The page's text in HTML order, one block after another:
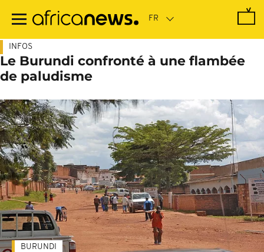
contenu
INFOS
Le Burundi confronté à une flambée
de paludisme
BURUNDI